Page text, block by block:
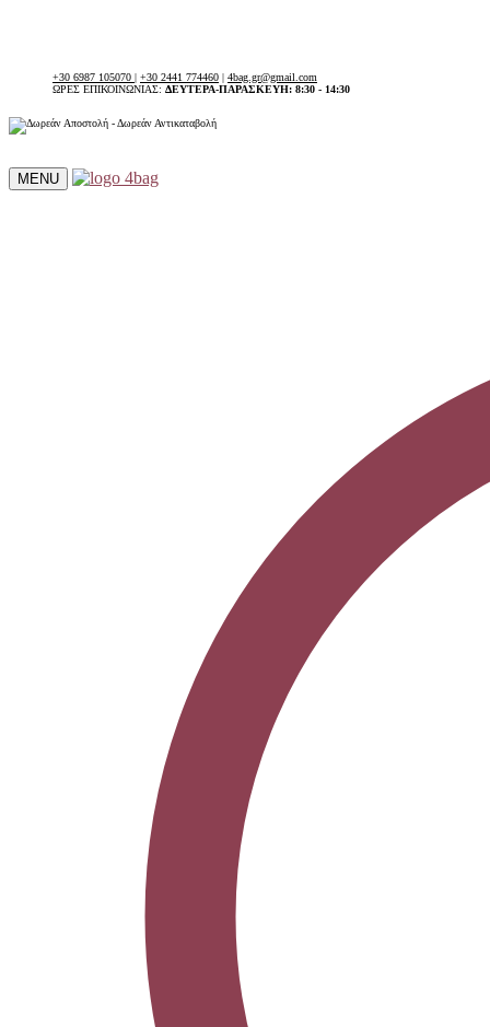
+30 6987 105070 | +30 2441 774460 | 4bag.gr@gmail.com
ΩΡΕΣ ΕΠΙΚΟΙΝΩΝΙΑΣ: ΔΕΥΤΕΡΑ-ΠΑΡΑΣΚΕΥΗ: 8:30 - 14:30
MENU